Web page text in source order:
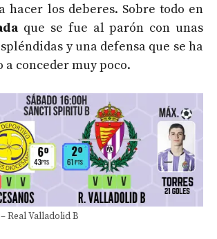
hacer los deberes. Sobre todo en
que se fue al parón con unas
y una defensa que se ha
a conceder muy poco.
Real Valladolid B